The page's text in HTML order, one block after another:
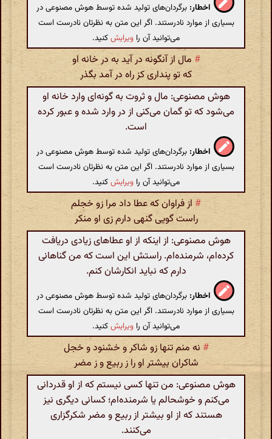
اخطار: برگردان‌های تولید شده توسط هوش مصنوعی در
بسیاری از موارد نادرستند. اگر این متن به نظرتان نادرست است
می‌توانید آن را ویرایشکنید.
# مال از آنگونه در آید به در خانه او
که تو پنداری کز راه در آمد بگذر
هوش مصنوعی: مال و ثروت به گونه‌ای وارد خانه او
می‌شود که تو گمان می‌کنی از در وارد شده و عبور کرده
است.
اخطار: برگردان‌های تولید شده توسط هوش مصنوعی در
بسیاری از موارد نادرستند. اگر این متن به نظرتان نادرست است
می‌توانید آن را ویرایشکنید.
# از فراوان که عطا داد مرا زو خجلم
راست گویی گنهی دارم زی او منکر
هوش مصنوعی: از اینکه از او عطاهای زیادی دریافت
کرده‌ام، شرمنده‌ام. راستش این است که من گناهانی
دارم که نباید انکارشان کنم.
اخطار: برگردان‌های تولید شده توسط هوش مصنوعی در
بسیاری از موارد نادرستند. اگر این متن به نظرتان نادرست است
می‌توانید آن را ویرایشکنید.
#نه منم تنها زو شاکر و خشنود و خجل
شاکران بیشتر او را ز ربیع و ز مضر
هوش مصنوعی: من تنها کسی نیستم که از او قدردانی
می‌کنم و خوشحالم یا شرمنده‌ام؛ کسانی دیگری نیز
هستند که از او بیشتر از ربیع و مضر شکرگزاری
می‌کنند.